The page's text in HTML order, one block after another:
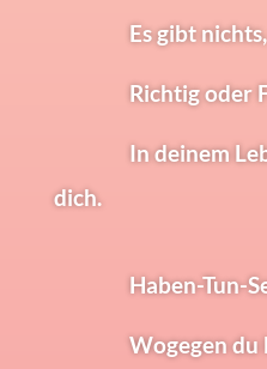
Es gibt
Richtig oder
In deinem
dich.
Haben-Tun-
Wogegen du